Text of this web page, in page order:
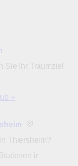
Sie Ihr Traumziel
»
Thiersheim?
in